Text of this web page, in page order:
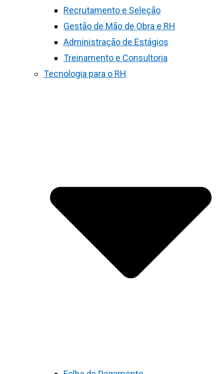
Recrutamento e Seleção
Gestão de Mão de Obra e RH
Administração de Estágios
Treinamento e Consultoria
Tecnologia para o RH